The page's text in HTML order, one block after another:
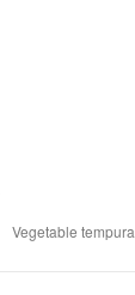
Vegetable tempura